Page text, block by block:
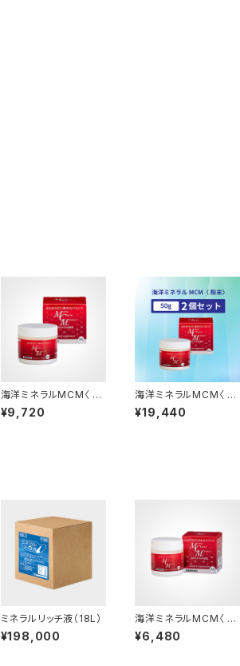
海洋ミネラルMCM〈 粉
末 50g 〉
¥9,720
海洋ミネラルMCM〈 粉
末 50g 〉2個セット
¥19,440
ミネラルリッチ液（18L）
¥198,000
海洋ミネラルMCM〈 粉
末 30g 〉
¥6,480